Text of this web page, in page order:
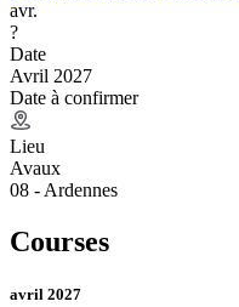
avr.
?
Date
Avril 2027
Date à confirmer
Lieu
Avaux
08 - Ardennes
Courses
avril 2027